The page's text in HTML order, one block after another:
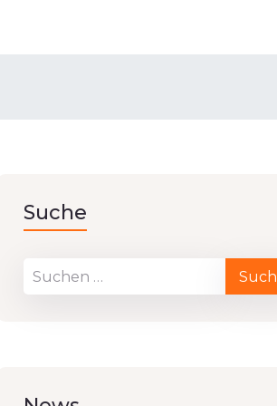
Suche